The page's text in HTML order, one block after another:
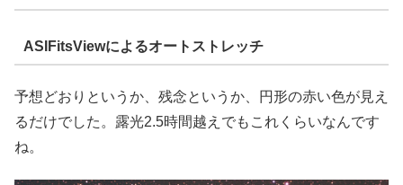
ASIFitsViewによるオートストレッチ
予想どおりというか、残念というか、円形の赤い色が見え
るだけでした。露光2.5時間越えでもこれくらいなんです
ね。